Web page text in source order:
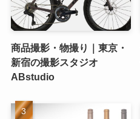
商品撮影・物撮り｜東京・
新宿の撮影スタジオ
ABstudio